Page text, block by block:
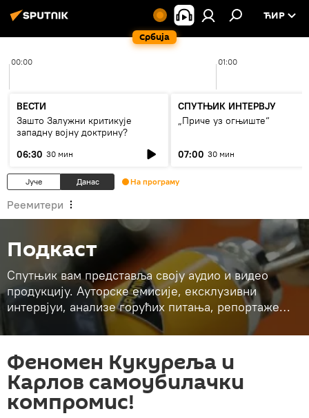
Србија
ЋИР
00:00 01:00
ВЕСТИ
Зашто Залужни критикује
западну војну доктрину?
06:30 30 мин
СПУТЊИК ИНТЕРВЈУ
„Приче уз огњиште“
07:00 30 мин
Јуче Данас На програму
Реемитери
Подкаст
Спутњик вам представља своју аудио и видео
продукцију. Ауторске емисије, ексклузивни
интервјуи, анализе горућих питања, репортаже…
Феномен Кукуреља и
Карлов самоубилачки
компромис!